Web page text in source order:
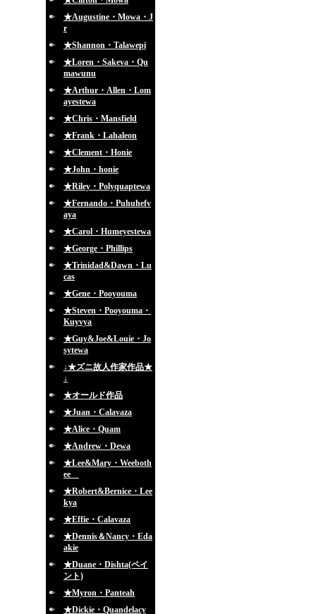
★Augustine・Mowa・J
r
★Shannon・Talawepi
★Loren・Sakeva・Qu
mawunu
★Arthur・Allen・Lom
ayestewa
★Chris・Mansfield
★Frank・Lahaleon
★Clement・Honie
★John・honie
★Riley・Polyquaptewa
★Fernando・Puhuhefv
aya
★Carol・Humeyestewa
★George・Phillips
★Trinidad&Dawn・Lu
cas
★Gene・Pooyouma
★Steven・Pooyouma・
Kuyvya
★Guy&Joe&Louie・Jo
sytewa
↓★ズニ故人作家作品★
↓
★オールド作品
★Juan・Calavaza
★Alice・Quam
★Andrew・Dewa
★Lee&Mary・Weeboth
ee
★Robert&Bernice・Lee
kya
★Effie・Calavaza
★Dennis＆Nancy・Eda
akie
★Duane・Dishta(ペイ
ント)
★Myron・Panteah
★Dickie・Quandelacy